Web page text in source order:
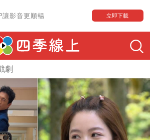
讓影音更順暢 立即下載
劇